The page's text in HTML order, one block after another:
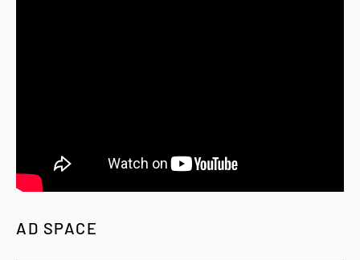
AD SPACE